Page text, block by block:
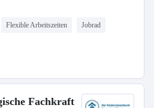
Flexible Arbeitszeiten Jobrad
Fachkraft